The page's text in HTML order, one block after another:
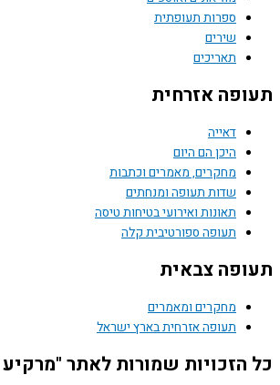
ספרות תעופתית
שירים
תאריכים
תעופה אזרחית
דאייה
היכן הם היום
מחקרים, מאמרים וכתבות
שדות תעופה ומנחתים
תאונות ואירועי בטיחות טיסה
תעופה ספורטיבית קלה
תעופה צבאית
מחקרים ומאמרים
תעופה אזרחית בארץ ישראל
כל הזכויות שמורות לאתר